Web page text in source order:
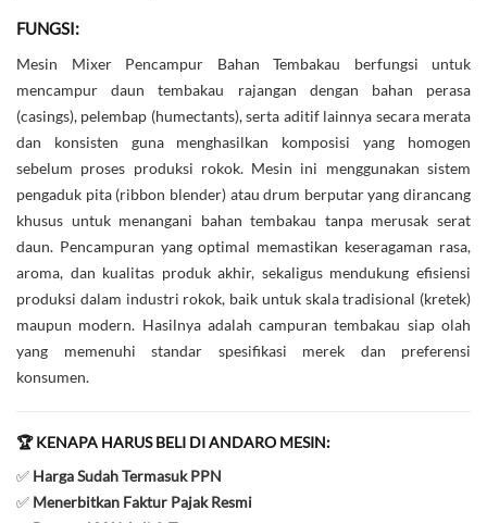
FUNGSI:
Mesin Mixer Pencampur Bahan Tembakau berfungsi untuk
mencampur daun tembakau rajangan dengan bahan perasa
(casings), pelembap (humectants), serta aditif lainnya secara merata
dan konsisten guna menghasilkan komposisi yang homogen
sebelum proses produksi rokok. Mesin ini menggunakan sistem
pengaduk pita (ribbon blender) atau drum berputar yang dirancang
khusus untuk menangani bahan tembakau tanpa merusak serat
daun. Pencampuran yang optimal memastikan keseragaman rasa,
aroma, dan kualitas produk akhir, sekaligus mendukung efisiensi
produksi dalam industri rokok, baik untuk skala tradisional (kretek)
maupun modern. Hasilnya adalah campuran tembakau siap olah
yang memenuhi standar spesifikasi merek dan preferensi
konsumen.
🏆 KENAPA HARUS BELI DI ANDARO MESIN:
✅ Harga Sudah Termasuk PPN
✅ Menerbitkan Faktur Pajak Resmi